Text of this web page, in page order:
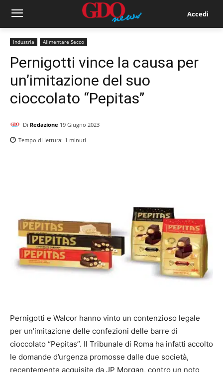
Accedi
Industria Alimentare Secco
Pernigotti vince la causa per
un’imitazione del suo
cioccolato “Pepitas”
Di Redazione 19 Giugno 2023
Tempo di lettura: 1 minuti
Pernigotti e Walcor hanno vinto un contenzioso legale
per un’imitazione delle confezioni delle barre di
cioccolato “Pepitas”. Il Tribunale di Roma ha infatti accolto
le domande d’urgenza promosse dalle due società,
recentemente acquisite da JP Morgan, contro un noto